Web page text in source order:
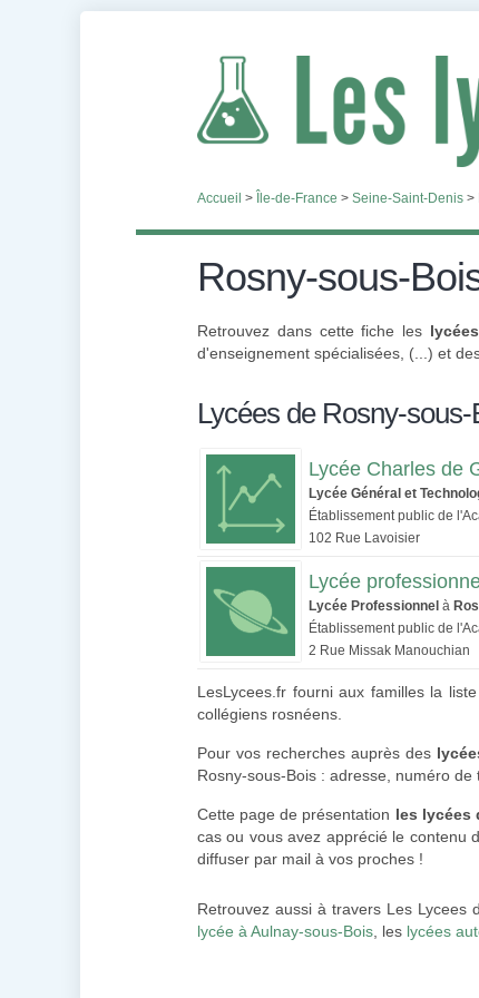
Accueil > Île-de-France > Seine-Saint-Denis >
Rosny-sous-
Retrouvez dans cette fiche les
d'enseignement spécialisées, (...) et
Lycées de Rosny-sous-
Lycée Charles de
Lycée Général et
Établissement public de
102 Rue Lavoisier
Lycée
Lycée Professionnel à
Établissement public de
2 Rue Missak Manouchian
LesLycees.fr fourni aux familles la
collégiens rosnéens.
Pour vos recherches auprès des
Rosny-sous-Bois : adresse, numéro
Cette page de présentation les lycées
cas ou vous avez apprécié le contenu
diffuser par mail à vos proches !
Retrouvez aussi à travers Les Lycees
lycée à Aulnay-sous-Bois , les lycées